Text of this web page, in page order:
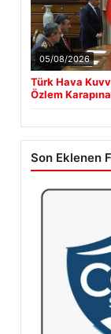
05/08/2026
Türk Hava
Özlem
Son Eklenen